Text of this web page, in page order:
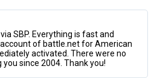
SBP. Everything is fast and
of battle.net for American
activated. There were no
since 2004. Thank you!